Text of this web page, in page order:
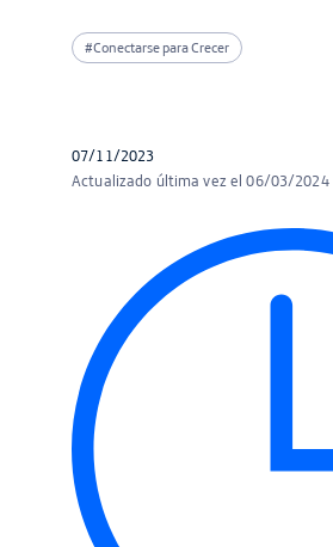
#Conectarse para Crecer
07/11/2023
Actualizado última vez el 06/03/2024